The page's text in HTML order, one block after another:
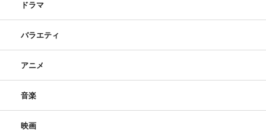
ドラマ
バラエティ
アニメ
音楽
映画